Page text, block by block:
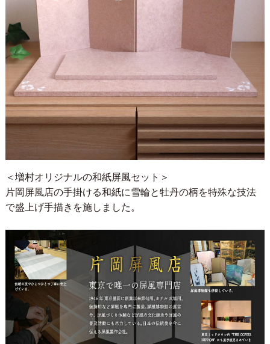
＜増村オリジナルの和紙屏風セット＞
片岡屏風店の手掛ける和紙に雪輪と牡丹の柄を特殊な技法
で盛上げ手描きを施しました。